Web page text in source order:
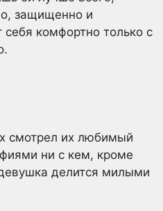
защищенно и
комфортно только с
смотрел их любимый
ни с кем, кроме
делится милыми